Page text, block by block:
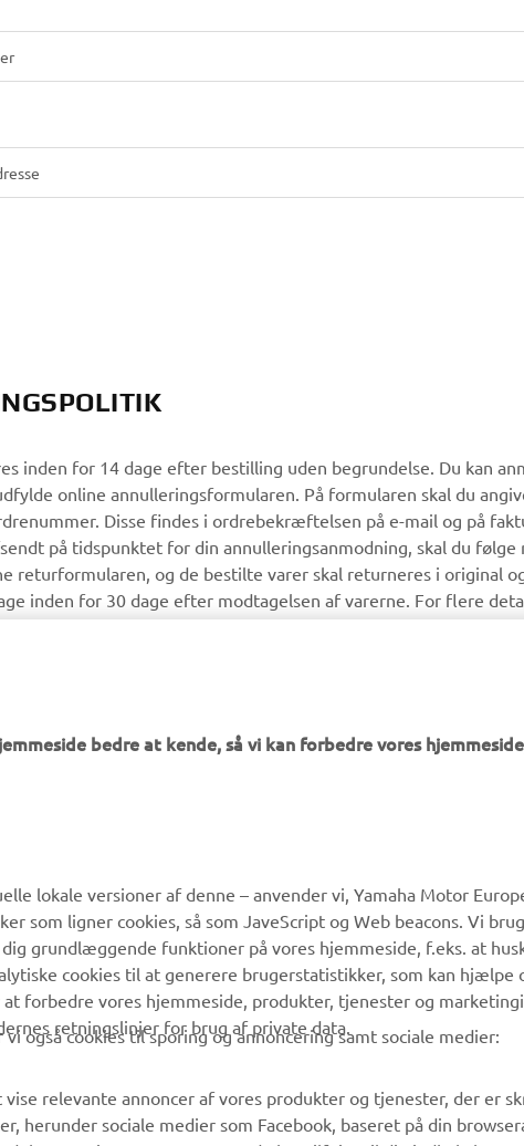
inden for 14 dage efter bestilling uden begrundelse. Du kan
online annulleringsformularen. På formularen skal du
Disse findes i ordrebekræftelsen på e-mail og på
på tidspunktet for din annulleringsanmodning, skal du følge
returformularen, og de bestilte varer skal returneres i original
inden for 30 dage efter modtagelsen af varerne. For flere
for vores webshop.
MyYamaha
Yamaha Music
Yamaha Racing
Yamaha Motor Global
Kundeservice
Reservedelskatalog
Yamaha-forhandler
Håndtering af
bedre at kende, så vi kan forbedre vores
lokale versioner af denne – anvender vi, Yamaha Motor
som ligner cookies, så som JaveScript og Web beacons. Vi
grundlæggende funktioner på vores hjemmeside, f.eks. at
cookies til at generere brugerstatistikker, som kan hjælpe
forbedre vores hjemmeside, produkter, tjenester og
retningslinjer for brug af private data.
også cookies til sporing og annoncering samt sociale medier:
relevante annoncer af vores produkter og tjenester, der er
herunder sociale medier som Facebook, baseret på din